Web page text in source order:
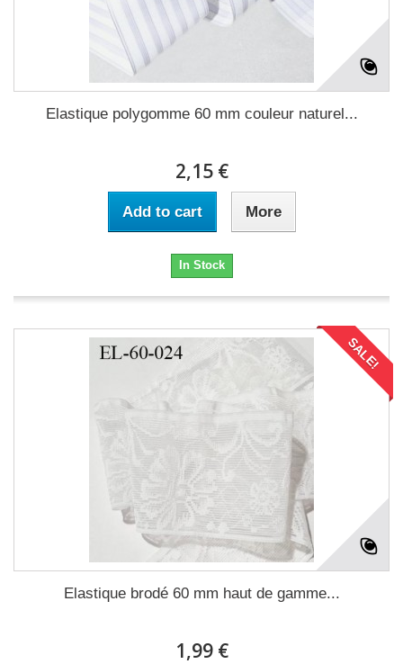
Elastique polygomme 60 mm couleur naturel...
2,15 €
Add to cart More
In Stock
SALE!
Elastique brodé 60 mm haut de gamme...
1,99 €